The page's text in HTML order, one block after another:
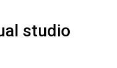
studio